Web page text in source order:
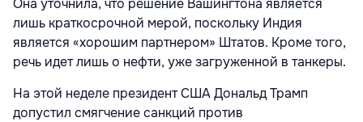
лишь краткосрочной мерой, поскольку Индия
является «хорошим партнером» Штатов. Кроме того,
речь идет лишь о нефти, уже загруженной в танкеры.
На этой неделе президент США Дональд Трамп
допустил смягчение санкций против